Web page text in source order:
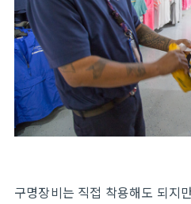
구명장비는 직접 착용해도 되지